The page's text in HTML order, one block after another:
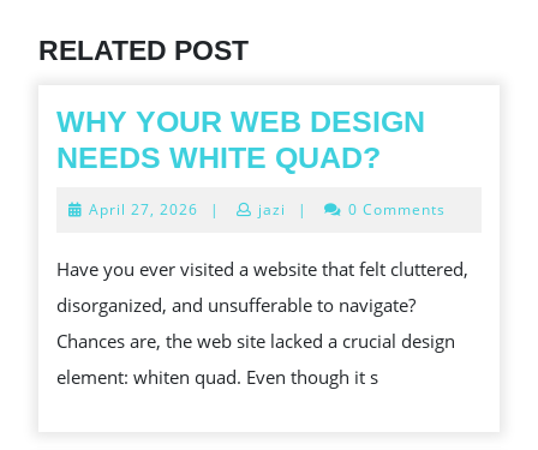
RELATED POST
WHY YOUR WEB DESIGN
NEEDS WHITE QUAD?
DESIGN
NEEDS
WHITE
April 27, 2026 April
| jazi | 0 Comments
Have you ever visited a website that felt cluttered,
disorganized, and unsufferable to navigate?
Chances are, the web site lacked a crucial design
element: whiten quad. Even though it s